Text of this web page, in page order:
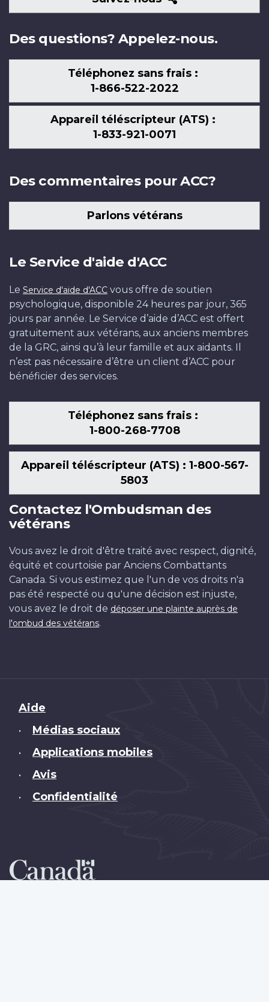
nous
Des questions? Appelez-nous.
Téléphonez sans frais :
1-866-522-2022
Appareil téléscripteur (ATS) :
1-833-921-0071
Des commentaires pour ACC?
Parlons vétérans
Le Service d'aide d'ACC
Le Service d'aide d'ACC vous offre de soutien
psychologique, disponible 24 heures par jour, 365
jours par année. Le Service d’aide d’ACC est offert
gratuitement aux vétérans, aux anciens membres
de la GRC, ainsi qu’à leur famille et aux aidants. Il
n’est pas nécessaire d’être un client d’ACC pour
bénéficier des services.
Téléphonez sans frais :
1-800-268-7708
Appareil téléscripteur (ATS) : 1-800-567-
5803
Contactez l'Ombudsman des
vétérans
Vous avez le droit d'être traité avec respect, dignité,
équité et courtoisie par Anciens Combattants
Canada. Si vous estimez que l'un de vos droits n'a
pas été respecté ou qu'une décision est injuste,
vous avez le droit de déposer une plainte auprès de
l'ombud des vétérans.
Brand
Aide
• Médias sociaux
• Applications mobiles
• Avis
• Confidentialité